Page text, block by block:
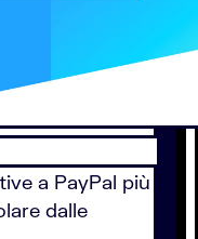
a PayPal più
dalle